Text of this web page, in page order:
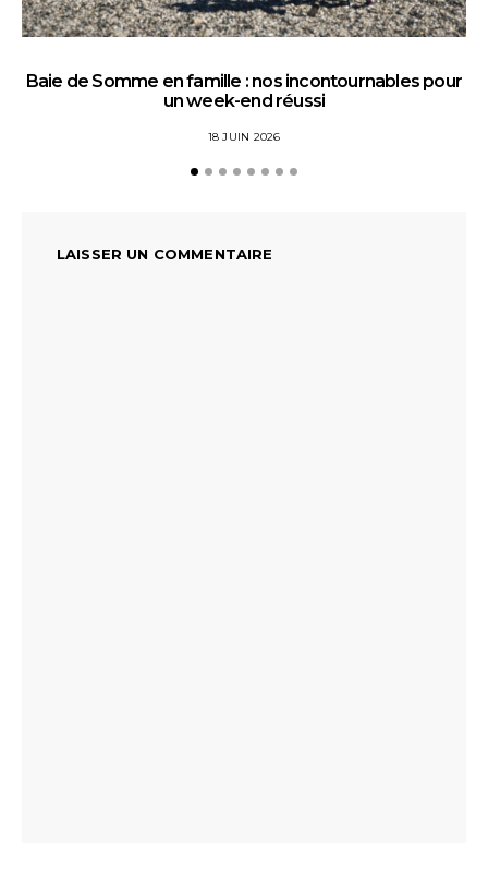
Baie de Somme en famille : nos incontournables pour
un week-end réussi
18 JUIN 2026
LAISSER UN COMMENTAIRE